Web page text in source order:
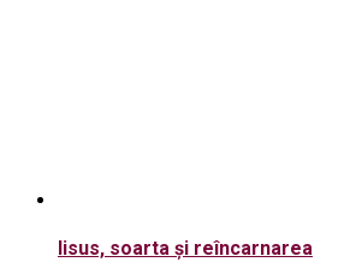
Iisus, soarta și reîncarnarea